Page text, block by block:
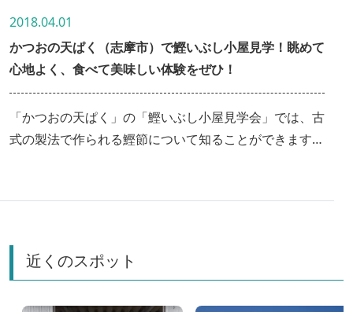
2018.04.01
かつおの天ぱく（志摩市）で鰹いぶし小屋見学！眺めて
心地よく、食べて美味しい体験をぜひ！
「かつおの天ぱく」の「鰹いぶし小屋見学会」では、古
式の製法で作られる鰹節について知ることができます。
力強く深い後味が共存する逸品は、国内外からの観光客
立てる「鰹節」に会いにいらしてくださいね！
近くのスポット